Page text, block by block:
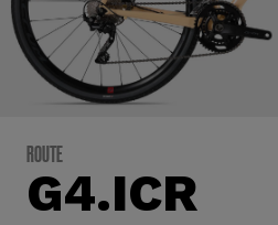
ROUTE
G4.ICR